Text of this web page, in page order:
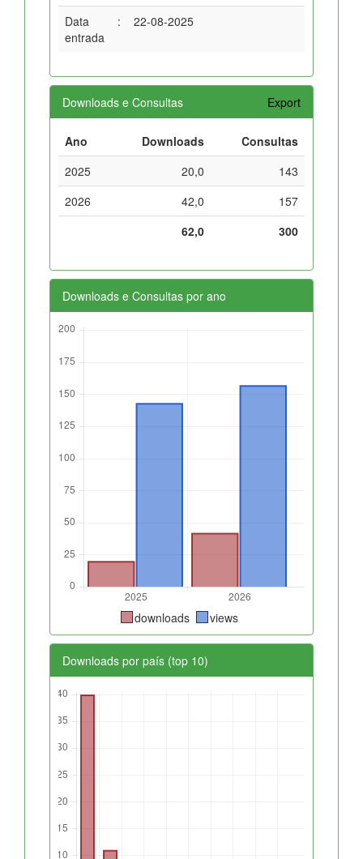
Data
entrada
: 22-08-2025
Downloads e Consultas Export
Ano Downloads
Consultas
2025
20,0
143
2026
42,0
157
62,0
300
Downloads e Consultas por ano
downloads views
Downloads por país (top 10)